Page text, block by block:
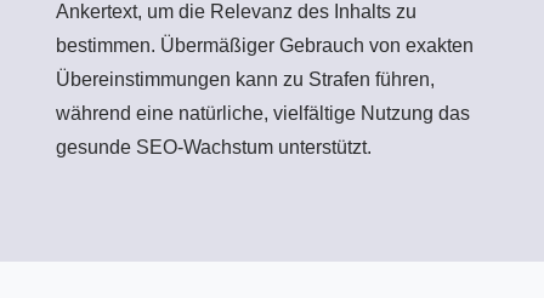
Ankertext, um die Relevanz des Inhalts zu
bestimmen. Übermäßiger Gebrauch von exakten
Übereinstimmungen kann zu Strafen führen,
während eine natürliche, vielfältige Nutzung das
gesunde SEO-Wachstum unterstützt.